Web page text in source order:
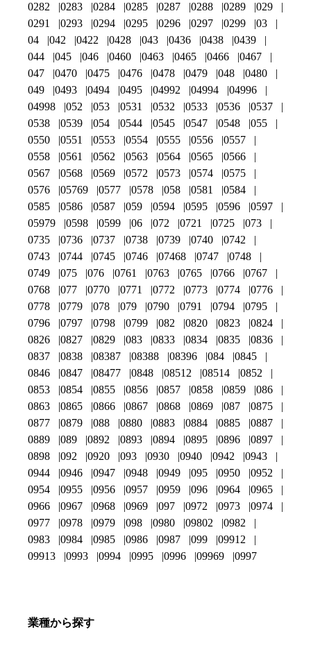
0282
0283 0284 0285 0287 0288 0289
029
0291
0293 0294 0295 0296 0297 0299
03
04
042 0422 0428 043 0436 0438
0439
044
045 046 0460 0463 0465 0466
0467
047
0470 0475 0476 0478 0479 048
0480
049
0493 0494 0495 04992 04994
04996
04998
052 053 0531 0532 0533 0536
0537
0538
0539 054 0544 0545 0547 0548
055
0550
0551 0553 0554 0555 0556
0557
0558
0561 0562 0563 0564 0565
0566
0567
0568 0569 0572 0573 0574
0575
0576
05769 0577 0578 058 0581
0584
0585
0586 0587 059 0594 0595 0596
0597
05979
0598 0599 06 072 0721 0725
073
0735
0736 0737 0738 0739 0740
0742
0743
0744 0745 0746 07468 0747
0748
0749
075 076 0761 0763 0765 0766
0767
0768
077 0770 0771 0772 0773 0774
0776
0778
0779 078 079 0790 0791 0794
0795
0796
0797 0798 0799 082 0820 0823
0824
0826
0827 0829 083 0833 0834 0835
0836
0837
0838 08387 08388 08396 084
0845
0846
0847 08477 0848 08512 08514
0852
0853
0854 0855 0856 0857 0858 0859
086
0863
0865 0866 0867 0868 0869 087
0875
0877
0879 088 0880 0883 0884 0885
0887
0889
089 0892 0893 0894 0895 0896
0897
0898
092 0920 093 0930 0940 0942
0943
0944
0946 0947 0948 0949 095 0950
0952
0954
0955 0956 0957 0959 096 0964
0965
0966
0967 0968 0969 097 0972 0973
0974
0977
0978 0979 098 0980 09802
0982
0983
0984 0985 0986 0987 099
09912
09913
0993 0994 0995 0996 09969 0997
業種から探す